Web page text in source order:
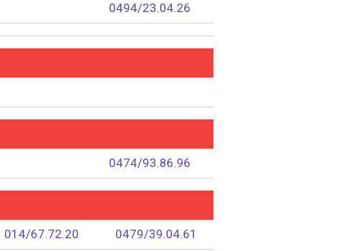
0494/23.04.26
0474/93.86.96
014/67.72.20 0479/39.04.61